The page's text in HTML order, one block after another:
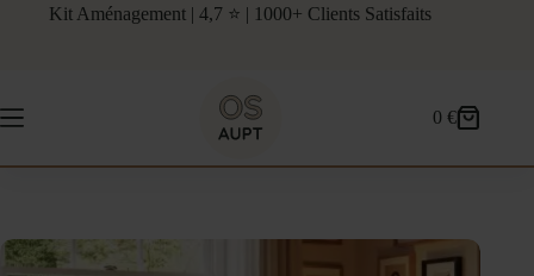
Kit Aménagement | 4,7 ⭐ | 1000+ Clients Satisfaits
Panier
0€